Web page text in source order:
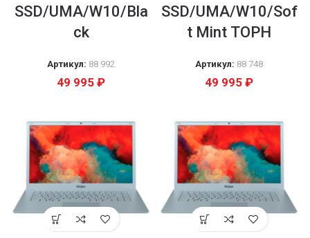
SSD/UMA/W10/Bla
ck
Артикул: 88 992
49 995 ₽
SSD/UMA/W10/Sof
t Mint ТОРН
Артикул: 88 748
49 995 ₽